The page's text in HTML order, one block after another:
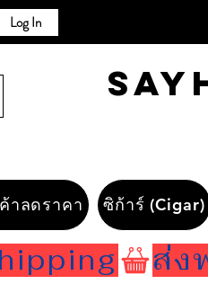
Log In
าลดราคา ซิก้าร์ (Cigar)